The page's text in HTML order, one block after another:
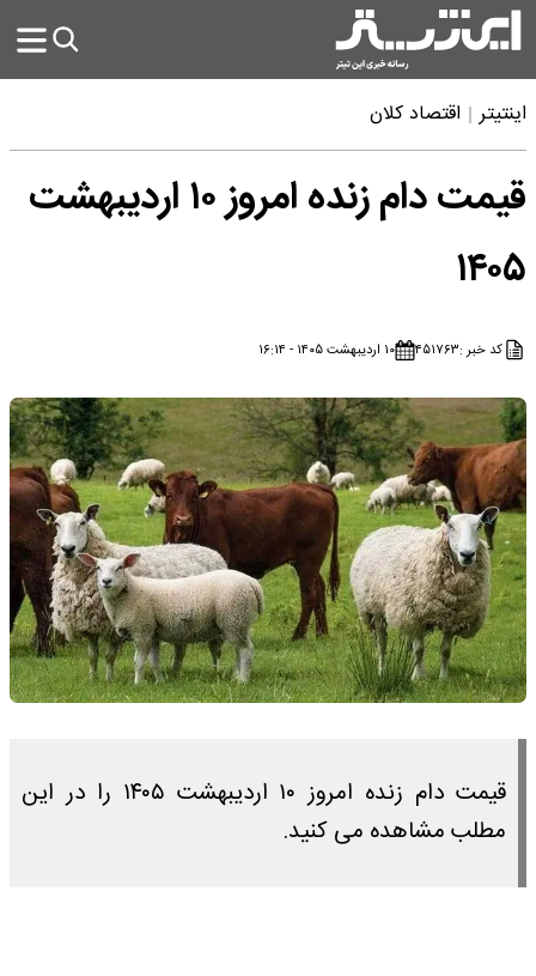
اینتیتر اقتصاد کلان
قیمت دام زنده امروز ۱۰ اردیبهشت
۱۴۰۵
کد خبر :۴۵۱۷۶۳ ۱۰ اردیبهشت ۱۴۰۵ - ۱۶:۱۴
قیمت دام زنده امروز ۱۰ اردیبهشت ۱۴۰۵ را در این
مطلب مشاهده می کنید.